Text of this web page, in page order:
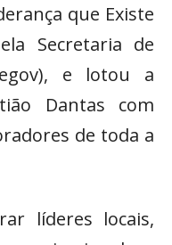
que Existe
Secretaria de
e lotou a
Dantas com
de toda a
líderes locais,